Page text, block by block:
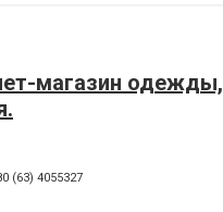
магазин одежды,
(63) 4055327